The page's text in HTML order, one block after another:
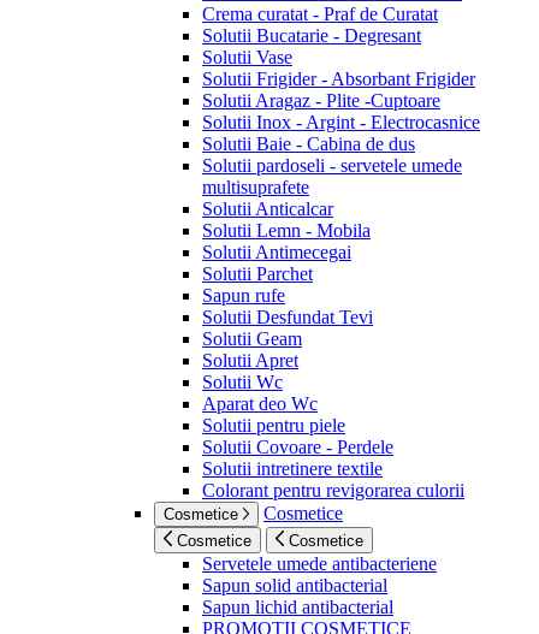
Crema curatat - Praf de Curatat
Solutii Bucatarie - Degresant
Solutii Vase
Solutii Frigider - Absorbant Frigider
Solutii Aragaz - Plite -Cuptoare
Solutii Inox - Argint - Electrocasnice
Solutii Baie - Cabina de dus
Solutii pardoseli - servetele umede
multisuprafete
Solutii Anticalcar
Solutii Lemn - Mobila
Solutii Antimecegai
Solutii Parchet
Sapun rufe
Solutii Desfundat Tevi
Solutii Geam
Solutii Apret
Solutii Wc
Aparat deo Wc
Solutii pentru piele
Solutii Covoare - Perdele
Solutii intretinere textile
Colorant pentru revigorarea culorii
Cosmetice Cosmetice
Cosmetice Cosmetice
Servetele umede antibacteriene
Sapun solid antibacterial
Sapun lichid antibacterial
PROMOTII COSMETICE